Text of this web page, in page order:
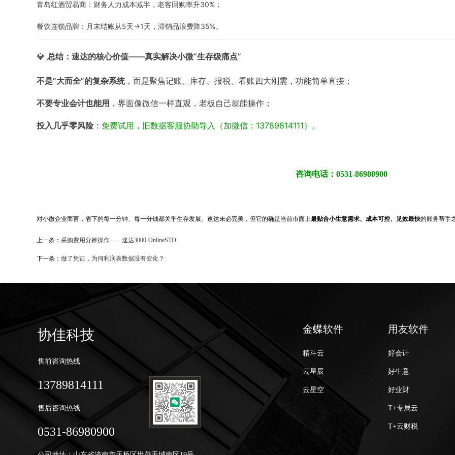
青岛红酒贸易商：财务人力成本减半，老客回购率升30% ；
餐饮连锁品牌：月末结账从5天→1天，滞销品浪费降35%。
💎 总结：速达的核心价值——真实解决小微“生存级痛点”
不是“大而全”的复杂系统，而是聚焦记账、库存、报税、看账四大刚需，功能简单直接 ；
不要专业会计也能用 ，界面像微信一样直观，老板自己就能操作 ；
投入几乎零风险： 免费试用，旧数据客服协助导入（加微信：13789814111） 。
咨询电话：0531-86980900
对小微企业而言，省下的每一分钟、每一分钱都关乎生存发展。速达未必完美，但它的确是当前市面上最贴合小生意需求、成本可控、见效最快的账务帮手
上一条： 采购费用分摊操作——速达3000-OnlineSTD
下一条： 做了凭证，为何利润表数据没有变化？
协佳科技
售前咨询热线
13789814111
售后咨询热线
0531-86980900
金蝶软件
精斗云
云星辰
云星空
用友软件
好会计
好生意
好业财
T+专属云
T+云财税